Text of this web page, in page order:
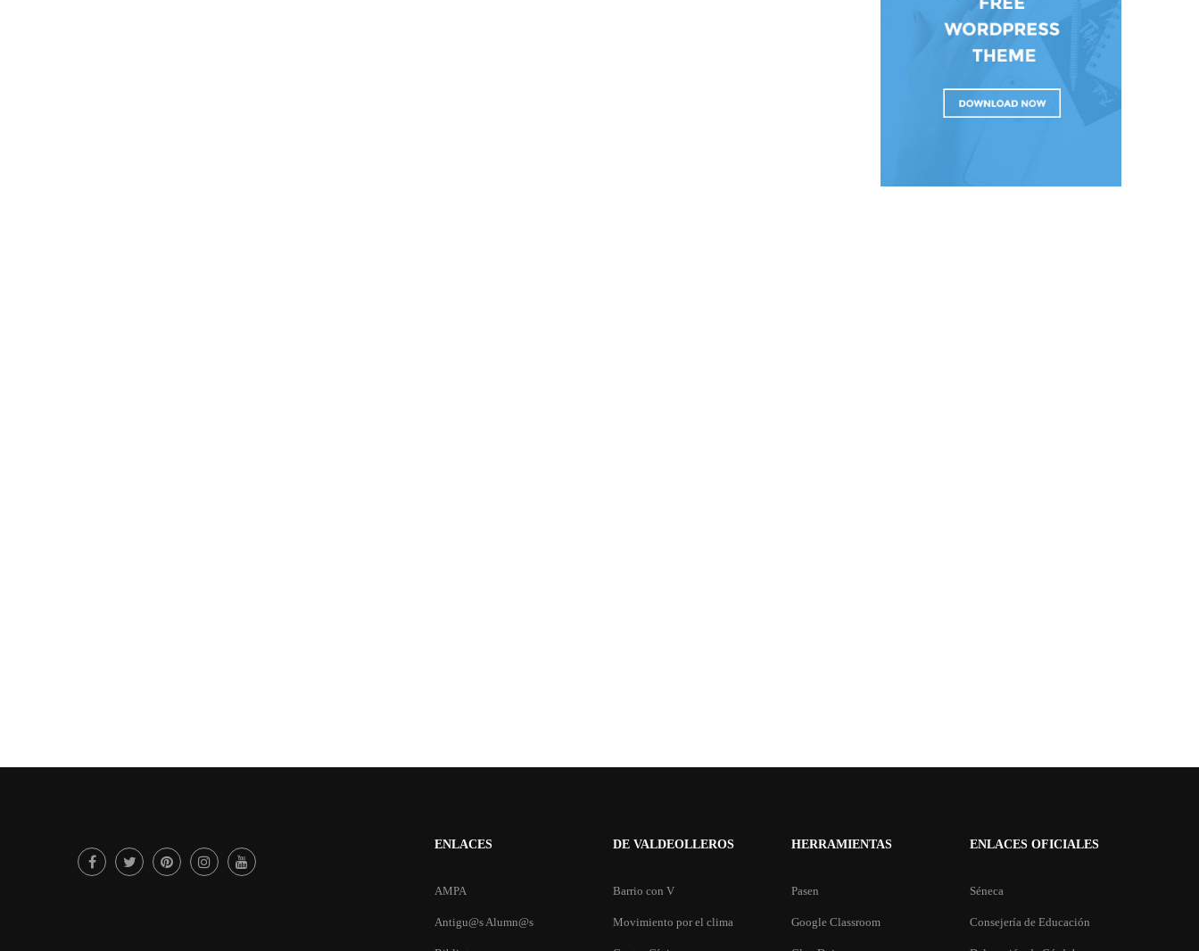
ENLACES
AMPA
Antigu@s Alumn@s
DE VALDEOLLEROS
Barrio con V
Movimiento por el clima
HERRAMIENTAS
Pasen
Google Classroom
ENLACES OFICIALES
Séneca
Consejería de Educación